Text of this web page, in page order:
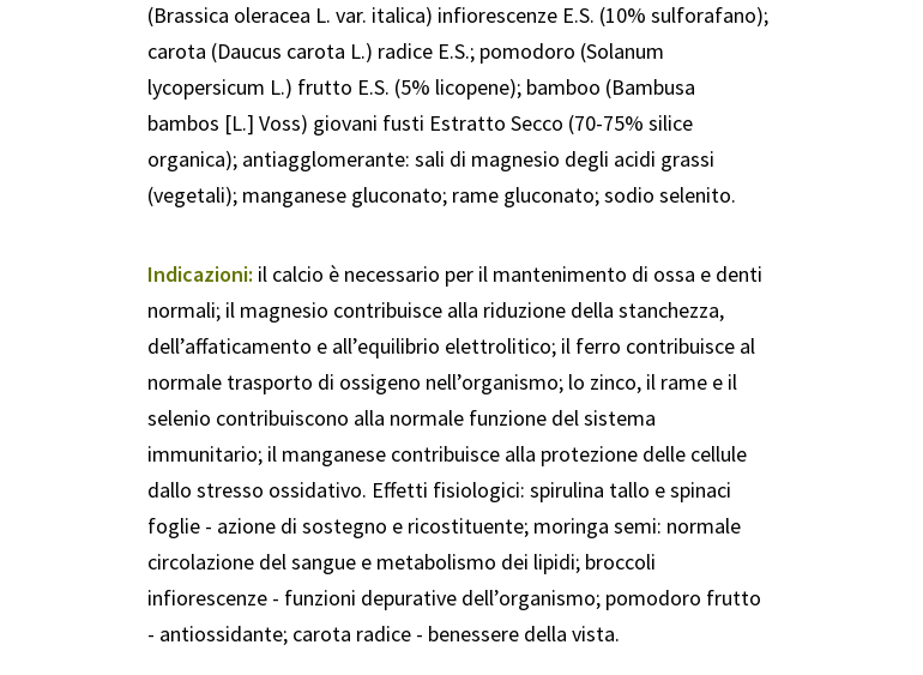
(Brassica oleracea L. var. italica) infiorescenze E.S. (10% sulforafano);
carota (Daucus carota L.) radice E.S.; pomodoro (Solanum
lycopersicum L.) frutto E.S. (5% licopene); bamboo (Bambusa
bambos [L.] Voss) giovani fusti Estratto Secco (70-75% silice
organica); antiagglomerante: sali di magnesio degli acidi grassi
(vegetali); manganese gluconato; rame gluconato; sodio selenito.
Indicazioni: il calcio è necessario per il mantenimento di ossa e denti
normali; il magnesio contribuisce alla riduzione della stanchezza,
dell’affaticamento e all’equilibrio elettrolitico; il ferro contribuisce al
normale trasporto di ossigeno nell’organismo; lo zinco, il rame e il
selenio contribuiscono alla normale funzione del sistema
immunitario; il manganese contribuisce alla protezione delle cellule
dallo stresso ossidativo. Effetti fisiologici: spirulina tallo e spinaci
foglie - azione di sostegno e ricostituente; moringa semi: normale
circolazione del sangue e metabolismo dei lipidi; broccoli
infiorescenze - funzioni depurative dell’organismo; pomodoro frutto
- antiossidante; carota radice - benessere della vista.